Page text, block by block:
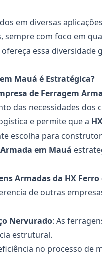
em diversas
sempre com foco em
essa diversidade
Mauá é Estratégica?
de Ferragem
das necessidades
e permite que a
escolha para
em Mauá
Armadas da HX Ferro
de outras
Nervurado: As
estrutural.
no processo de